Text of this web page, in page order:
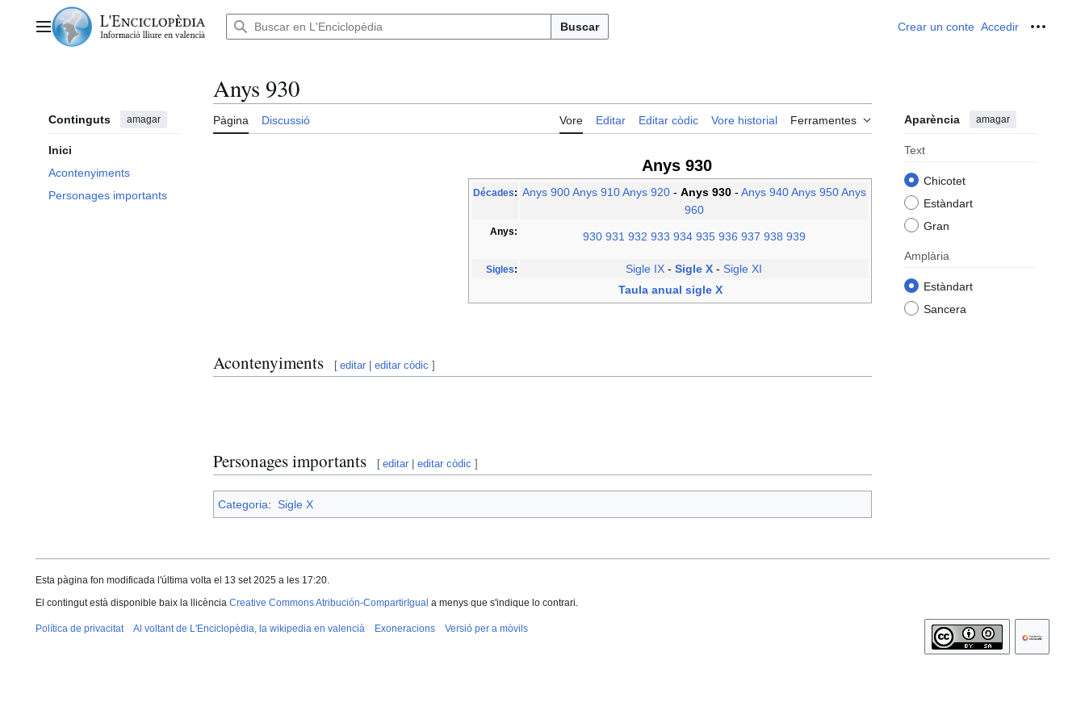
contingutMenú principal Buscar Crear un conte Accedir
Continguts amagar
Inici
Acontenyiments
Personages importants
Anys 930
Pàgina Discussió Vore Editar Editar còdic Vore historial Ferramentes Aparència amagar
Text
Chicotet
Estàndart
Gran
Amplària
Estàndart
Sancera
Anys 930
Décades: Anys 900 Anys 910 Anys 920- Anys 930 - Anys 940 Anys 950 Anys
960
Anys: 930 931 932 933 934 935 936 937 938 939
Sigles: Sigle IX - Sigle X - Sigle XI
Taula anual sigle X
Acontenyiments [ editar |editar còdic ]
Personages importants [ editar |editar còdic ]
Categoria: Sigle X
Esta pàgina fon modificada l'última volta el 13 set 2025 a les 17:20.
El contingut està disponible baix la llicència Creative Commons Atribución-CompartirIgual a menys que s'indique lo contrari.
Política de privacitat Al voltant de L'Enciclopèdia, la wikipedia en valencià Exoneracions Versió per a mòvils